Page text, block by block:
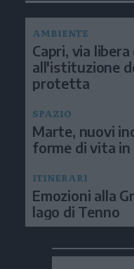
AMBIENTE
Capri, via
all'istituzione
protetta
SPAZIO
Marte, nuovi
forme di vita in
ITINERARI
Emozioni alla
lago di Tenno